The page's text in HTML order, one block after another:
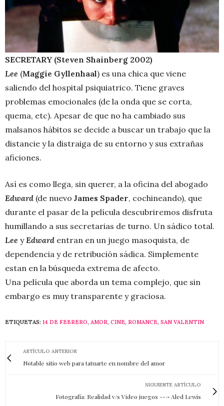
SECRETARY (Steven Shainberg 2002)
Lee (Maggie Gyllenhaal) es una chica que viene
saliendo del hospital psiquiatrico. Tiene graves
problemas emocionales (de la onda que se corta,
quema, etc). Apesar de que no ha cambiado sus
malsanos hábitos se decide a buscar un trabajo que la
distancie y la distraiga de su entorno y sus extrañas
aficiones.
Así es como llega, sin querer, a la oficina del abogado
Edward (de nuevo James Spader, cochineando), que
durante el pasar de la película descubriremos disfruta
humillando a sus secretarias de turno. Un sádico total.
Lee yEdward entran en un juego masoquista, de
dependencia y de retribución sádica. Simplemente
estan en la búsqueda extrema de afecto.
Una película que aborda un tema complejo, que sin
embargo es muy transparente y graciosa.
ETIQUETAS: 14 DE FEBRERO, AMOR, CINE, ROMANCE, SAN VALENTIN
ARTÍCULO ANTERIOR
Notable sitio web para tatuarte en nombre del amor
SIGUIENTE ARTÍCULO
Fotografía: Realidad v/s Video juegos ---> Aled Lewis